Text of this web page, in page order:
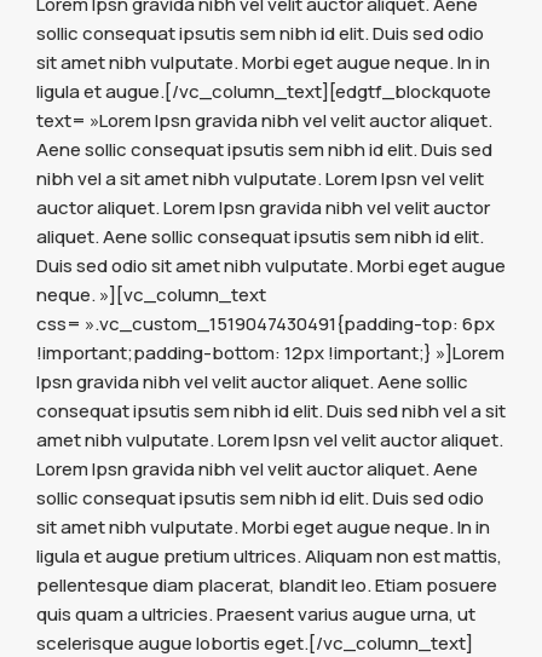
sollic consequat ipsutis sem nibh id elit. Duis sed odio
sit amet nibh vulputate. Morbi eget augue neque. In in
ligula et augue.[/vc_column_text][edgtf_blockquote
text= »Lorem Ipsn gravida nibh vel velit auctor aliquet.
Aene sollic consequat ipsutis sem nibh id elit. Duis sed
nibh vel a sit amet nibh vulputate. Lorem Ipsn vel velit
auctor aliquet. Lorem Ipsn gravida nibh vel velit auctor
aliquet. Aene sollic consequat ipsutis sem nibh id elit.
Duis sed odio sit amet nibh vulputate. Morbi eget augue
neque. »][vc_column_text
css= ».vc_custom_1519047430491{padding-top: 6px
!important;padding-bottom: 12px !important;} »]Lorem
Ipsn gravida nibh vel velit auctor aliquet. Aene sollic
consequat ipsutis sem nibh id elit. Duis sed nibh vel a sit
amet nibh vulputate. Lorem Ipsn vel velit auctor aliquet.
Lorem Ipsn gravida nibh vel velit auctor aliquet. Aene
sollic consequat ipsutis sem nibh id elit. Duis sed odio
sit amet nibh vulputate. Morbi eget augue neque. In in
ligula et augue pretium ultrices. Aliquam non est mattis,
pellentesque diam placerat, blandit leo. Etiam posuere
quis quam a ultricies. Praesent varius augue urna, ut
scelerisque augue lobortis eget.[/vc_column_text]